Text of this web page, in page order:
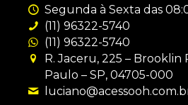
Segunda à Sexta das
(11) 96322-5740
(11) 96322-5740
R. Jaceru, 225 – Brooklin
Paulo – SP, 04705-000